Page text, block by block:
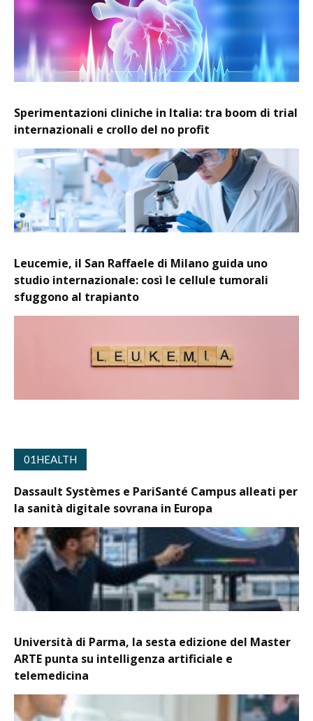
Sperimentazioni cliniche in Italia: tra boom di trial
internazionali e crollo del no profit
Leucemie, il San Raffaele di Milano guida uno
studio internazionale: così le cellule tumorali
sfuggono al trapianto
01HEALTH
Dassault Systèmes e PariSanté Campus alleati per
la sanità digitale sovrana in Europa
Università di Parma, la sesta edizione del Master
ARTE punta su intelligenza artificiale e
telemedicina